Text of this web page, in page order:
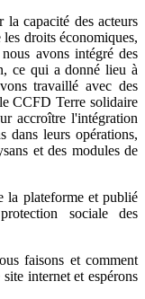
capacité des acteurs
droits économiques,
avons intégré des
ce qui a donné lieu à
travaillé avec des
CCFD Terre solidaire
accroître l'intégration
dans leurs opérations,
et des modules de
la plateforme et publié
sociale des
faisons et comment
internet et espérons